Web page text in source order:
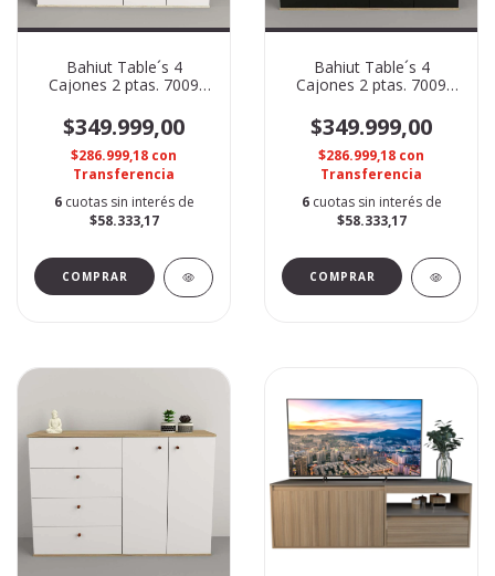
Bahiut Table´s 4
Cajones 2 ptas. 7009
$349.999,00
$286.999,18 con
Transferencia
6 cuotas sin interés de
$58.333,17
Bahiut Table´s 4
Cajones 2 ptas. 7009
$349.999,00
$286.999,18 con
Transferencia
6 cuotas sin interés de
$58.333,17